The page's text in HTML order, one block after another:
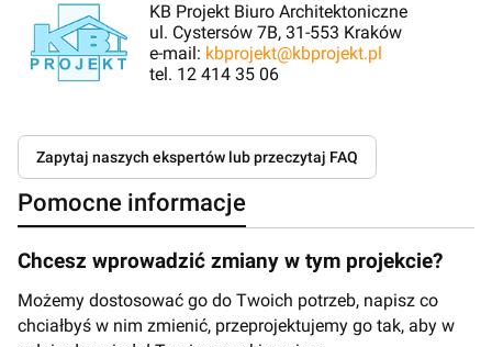
KB Projekt Biuro Architektoniczne
ul. Cystersów 7B, 31-553 Kraków
e-mail: kbprojekt@kbprojekt.pl
tel. 12 414 35 06
Zapytaj naszych ekspertów lub przeczytaj FAQ
Pomocne informacje
Chcesz wprowadzić zmiany w tym projekcie?
Możemy dostosować go do Twoich potrzeb, napisz co
chciałbyś w nim zmienić, przeprojektujemy go tak, aby w